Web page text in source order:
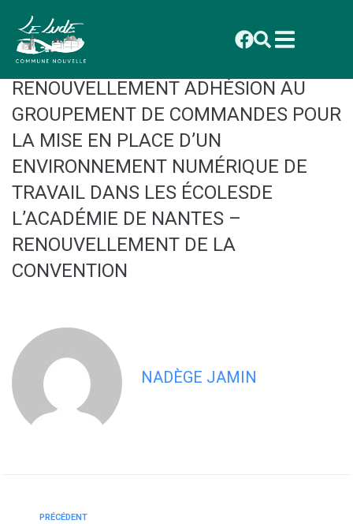
principal
CONSEIL DU 01 DÉCEMBRE 2025 :
DELIBÉRATION 2025_095
RENOUVELLEMENT ADHÉSION AU
GROUPEMENT DE COMMANDES POUR
LA MISE EN PLACE D’UN
ENVIRONNEMENT NUMÉRIQUE DE
TRAVAIL DANS LES ÉCOLESDE
L’ACADÉMIE DE NANTES –
RENOUVELLEMENT DE LA
CONVENTION
NADÈGE JAMIN
PRÉCÉDENT